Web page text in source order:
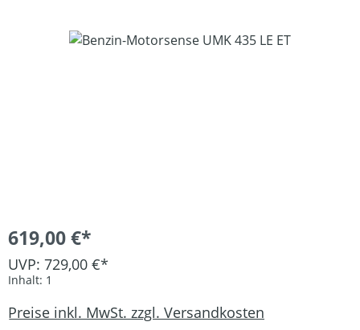
Bildergalerie überspringen
619,00 €*
UVP: 729,00 €*
Inhalt: 1
Preise inkl. MwSt. zzgl. Versandkosten